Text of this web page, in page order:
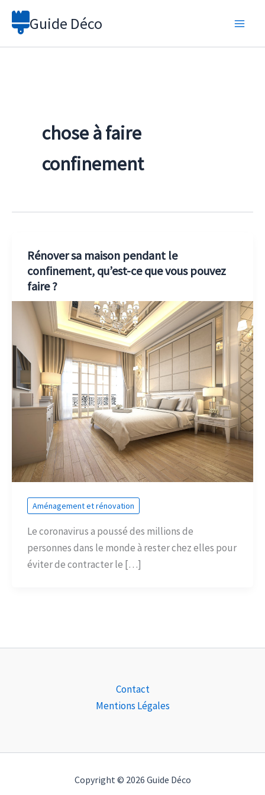
Aller
Guide Déco
chose à faire
confinement
Rénover sa maison pendant le
confinement, qu’est-ce que vous pouvez
faire ?
Aménagement et rénovation
Le coronavirus a poussé des millions de
personnes dans le monde à rester chez elles pour
éviter de contracter le […]
Contact
Mentions Légales
Copyright © 2026 Guide Déco